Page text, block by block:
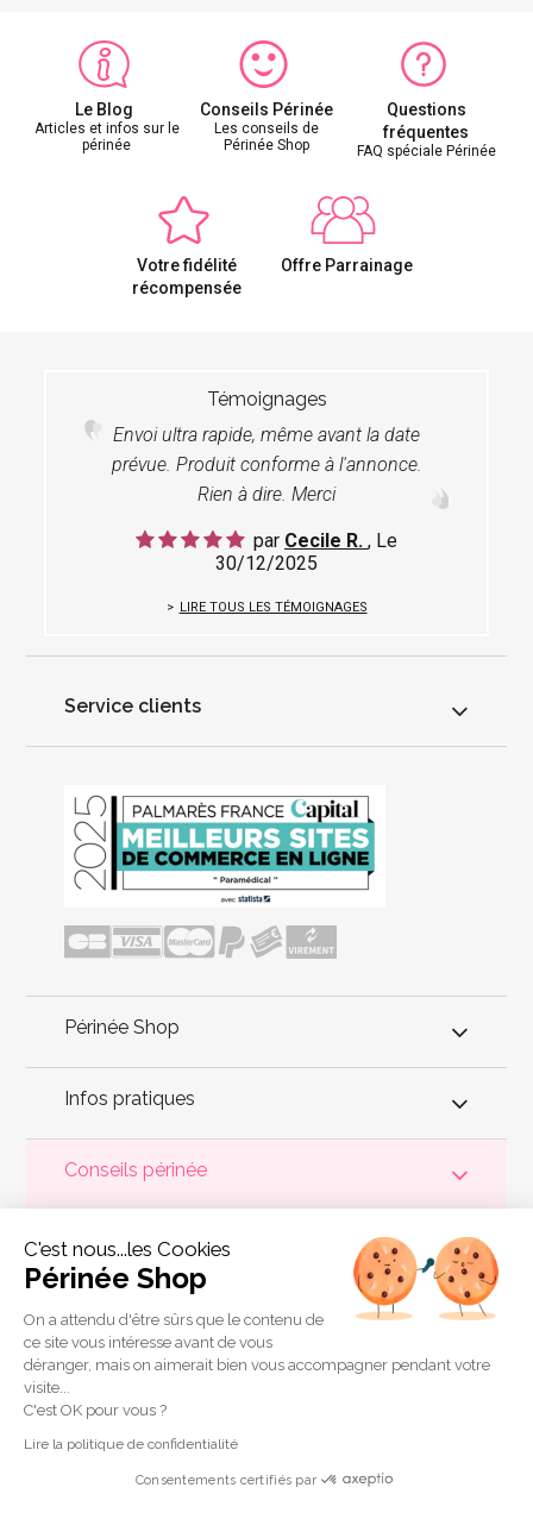
Le Blog
Articles et infos sur le
périnée
Conseils Périnée
Les conseils de
Périnée Shop
Questions
fréquentes
FAQ spéciale Périnée
Votre fidélité
récompensée
Offre Parrainage
Témoignages
Envoi ultra rapide, même avant la date
prévue. Produit conforme à l'annonce.
Rien à dire. Merci
par Cecile R. , Le
30/12/2025
LIRE TOUS LES TÉMOIGNAGES
Service clients
Périnée Shop
Infos pratiques
Conseils périnée
de muscler et de rééduquer le plancher pelvienpour éviter les
problèmes d'incontinence
, de pesanteur pelvienne, de manque
de sensations durant les rapports sexuels et de petites
fuites
Périnée Shop
a sélectionné les meilleures solutions
pour la rééducation périnéale et pour l'auto-traitement de
l'incontinence à domicile :
biofeedback,cônes vaginaux
connectées etaccessoires pour exercices de Kegel.
Copyright 2011 © Périnée Shop
Conditions générales de vente
Mentions légales
C'est nous...les Cookies
Périnée Shop
On a attendu d'être sûrs que le contenu de
ce site vous intéresse avant de vous
déranger, mais on aimerait bien vous accompagner pendant votre
visite...
C'est OK pour vous ?
Lire la politique de confidentialité
Consentements certifiés par